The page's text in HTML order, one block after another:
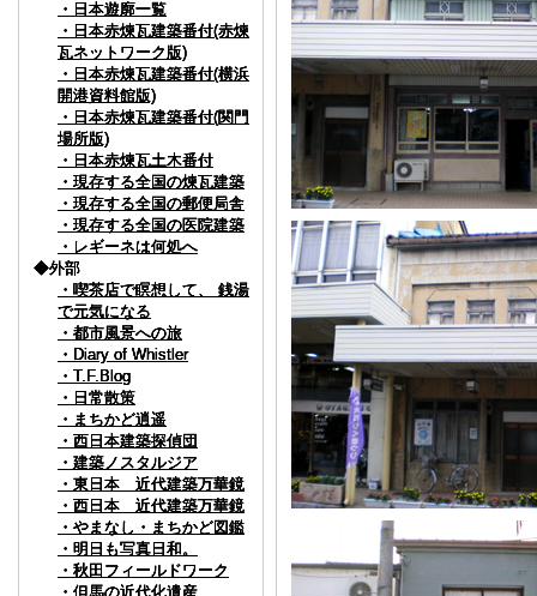
・日本遊廓一覧
・日本赤煉瓦建築番付(赤煉
瓦ネットワーク版)
・日本赤煉瓦建築番付(横浜
開港資料館版)
・日本赤煉瓦建築番付(関門
場所版)
・日本赤煉瓦土木番付
・現存する全国の煉瓦建築
・現存する全国の郵便局舎
・現存する全国の医院建築
・レギーネは何処へ
◆外部
・喫茶店で瞑想して、 銭湯
で元気になる
・都市風景への旅
・Diary of Whistler
・T.F.Blog
・日常散策
・まちかど逍遥
・西日本建築探偵団
・建築ノスタルジア
・東日本 近代建築万華鏡
・西日本 近代建築万華鏡
・やまなし・まちかど図鑑
・明日も写真日和。
・秋田フィールドワーク
・但馬の近代化遺産
・日本遊廓一覧
・日本赤煉瓦建築番付(赤煉
瓦ネットワーク版)
・日本赤煉瓦建築番付(横浜
開港資料館版)
・日本赤煉瓦建築番付(関門
場所版)
・日本赤煉瓦土木番付
・現存する全国の煉瓦建築
・現存する全国の郵便局舎
・現存する全国の医院建築
・レギーネは何処へ
◆外部
・喫茶店で瞑想して、 銭湯
で元気になる
・都市風景への旅
・Diary of Whistler
・T.F.Blog
・日常散策
・まちかど逍遥
・西日本建築探偵団
・建築ノスタルジア
・東日本 近代建築万華鏡
・西日本 近代建築万華鏡
・やまなし・まちかど図鑑
・明日も写真日和。
・秋田フィールドワーク
・但馬の近代化遺産
・日本遊廓一覧
・日本赤煉瓦建築番付(赤煉
瓦ネットワーク版)
・日本赤煉瓦建築番付(横浜
開港資料館版)
・日本赤煉瓦建築番付(関門
場所版)
・日本赤煉瓦土木番付
・現存する全国の煉瓦建築
・現存する全国の郵便局舎
・現存する全国の医院建築
・レギーネは何処へ
◆外部
・喫茶店で瞑想して、 銭湯
で元気になる
・都市風景への旅
・Diary of Whistler
・T.F.Blog
・日常散策
・まちかど逍遥
・西日本建築探偵団
・建築ノスタルジア
・東日本 近代建築万華鏡
・西日本 近代建築万華鏡
・やまなし・まちかど図鑑
・明日も写真日和。
・秋田フィールドワーク
・但馬の近代化遺産
・日本遊廓一覧
・日本赤煉瓦建築番付(赤煉
瓦ネットワーク版)
・日本赤煉瓦建築番付(横浜
開港資料館版)
・日本赤煉瓦建築番付(関門
場所版)
・日本赤煉瓦土木番付
・現存する全国の煉瓦建築
・現存する全国の郵便局舎
・現存する全国の医院建築
・レギーネは何処へ
◆外部
・喫茶店で瞑想して、 銭湯
で元気になる
・都市風景への旅
・Diary of Whistler
・T.F.Blog
・日常散策
・まちかど逍遥
・西日本建築探偵団
・建築ノスタルジア
・東日本 近代建築万華鏡
・西日本 近代建築万華鏡
・やまなし・まちかど図鑑
・明日も写真日和。
・秋田フィールドワーク
・但馬の近代化遺産